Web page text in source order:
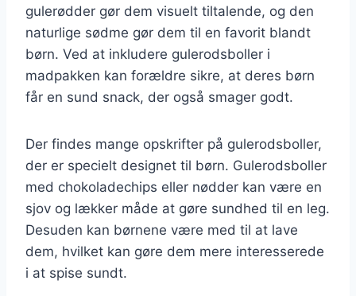
gulerødder gør dem visuelt tiltalende, og den
naturlige sødme gør dem til en favorit blandt
børn. Ved at inkludere gulerodsboller i
madpakken kan forældre sikre, at deres børn
får en sund snack, der også smager godt.
Der findes mange opskrifter på gulerodsboller,
der er specielt designet til børn. Gulerodsboller
med chokoladechips eller nødder kan være en
sjov og lækker måde at gøre sundhed til en leg.
Desuden kan børnene være med til at lave
dem, hvilket kan gøre dem mere interesserede
i at spise sundt.